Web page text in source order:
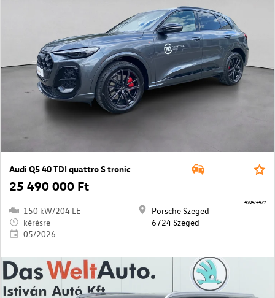
Audi Q5 40 TDI quattro S tronic
25 490 000 Ft
150 kW/204 LE
kérésre
05/2026
Porsche Szeged
6724 Szeged
4904/4479